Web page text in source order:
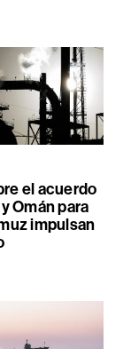
el acuerdo
Omán para
impulsan